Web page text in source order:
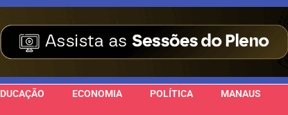
ECONOMIA POLÍTICA MANAUS